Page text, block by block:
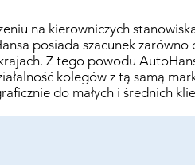
na kierowniczych
posiada szacunek
Z tego powodu
kolegów z tą samą
do małych i średnich